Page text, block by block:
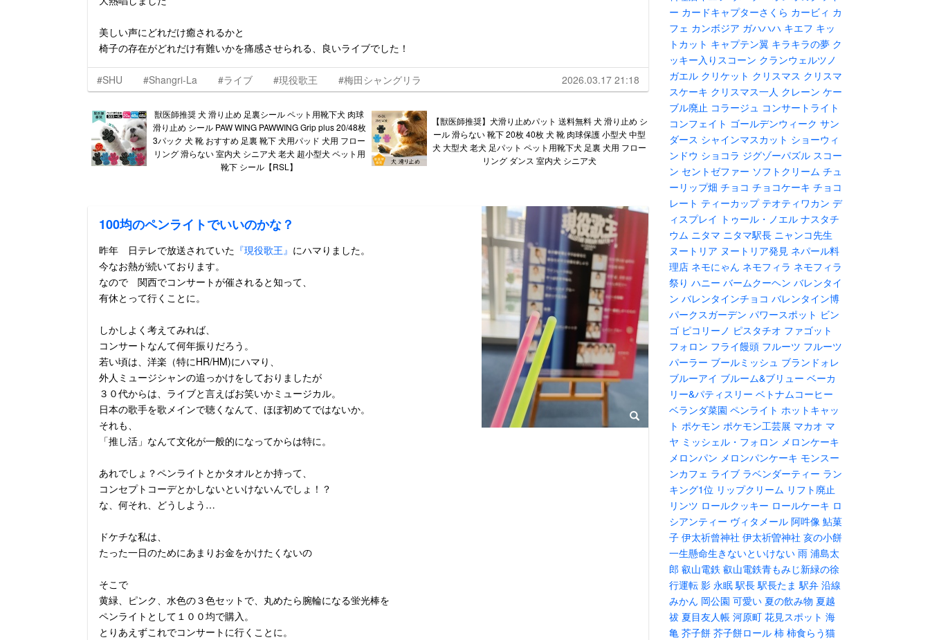
美しい声にどれだけ癒されるかと
椅子の存在がどれだけ有難いかを痛感させられる、良いライブでした！
#SHU #Shangri-La #ライブ #現役歌王 #梅田シャングリラ 2026.03.17 21:18
獣医師推奨 犬 滑り止め 足裏シール ペット用靴下犬 肉球
滑り止め シール PAW WING PAWWING Grip plus 20/48枚
3パック 犬 靴 おすすめ 足裏 靴下 犬用パッド 犬用 フロー
リング 滑らない 室内犬 シニア犬 老犬 超小型犬 ペット用
靴下 シール【RSL】
【獣医師推奨】犬滑り止めパット 送料無料 犬 滑り止め シ
ール 滑らない 靴下 20枚 40枚 犬 靴 肉球保護 小型犬 中型
犬 大型犬 老犬 足パット ペット用靴下犬 足裏 犬用 フロー
リング ダンス 室内犬 シニア犬
100均のペンライトでいいのかな？
昨年 日テレで放送されていた 『現役歌王』 にハマりました。
今なお熱が続いております。
なので 関西でコンサートが催されると知って、
有休とって行くことに。
しかしよく考えてみれば、
コンサートなんて何年振りだろう。
若い頃は、洋楽（特にHR/HM)にハマり、
外人ミュージシャンの追っかけをしておりましたが
３０代からは、ライブと言えばお笑いかミュージカル。
日本の歌手を歌メインで聴くなんて、ほぼ初めてではないか。
それも、
「推し活」なんて文化が一般的になってからは特に。
あれでしょ？ペンライトとかタオルとか持って、
コンセプトコーデとかしないといけないんでしょ！？
な、何それ、どうしよう…
ドケチな私は、
たった一日のためにあまりお金をかけたくないの
そこで
黄緑、ピンク、水色の３色セットで、丸めたら腕輪になる蛍光棒を
ペンライトとして１００均で購入。
とりあえずこれでコンサートに行くことに。
ー カードキャプターさくら カービィ カ
フェ カンボジア ガハハハ キエフ キッ
トカット キャプテン翼 キラキラの夢 ク
ッキー入りスコーン クランウェルツノ
ガエル クリケット クリスマス クリスマ
スケーキ クリスマス一人 クレーン ケー
ブル廃止 コラージュ コンサートライト
コンフェイト ゴールデンウィーク サン
ダース シャインマスカット ショーウィ
ンドウ ショコラ ジグゾーパズル スコー
ン セントゼファー ソフトクリーム チュ
ーリップ畑 チョコ チョコケーキ チョコ
レート ティーカップ テオティワカン デ
ィスプレイ トゥール・ノエル ナスタチ
ウム ニタマ ニタマ駅長 ニャンコ先生
ヌートリア ヌートリア発見 ネパール料
理店 ネモにゃん ネモフィラ ネモフィラ
祭り ハニー バームクーヘン バレンタイ
ン バレンタインチョコ バレンタイン博
パークスガーデン パワースポット ビン
ゴ ピコリーノ ピスタチオ ファゴット
フォロン フライ饅頭 フルーツ フルーツ
パーラー ブールミッシュ ブランドォレ
ブルーアイ ブルーム&ブリュー ベーカ
リー&パティスリー ベトナムコーヒー
ベランダ菜園 ペンライト ホットキャッ
ト ポケモン ポケモン工芸展 マカオ マ
ヤ ミッシェル・フォロン メロンケーキ
メロンパン メロンパンケーキ モンスー
ンカフェ ライブ ラベンダーティー ラン
キング1位 リップクリーム リフト廃止
リンツ ロールクッキー ロールケーキ ロ
シアンティー ヴィタメール 阿吽像 鮎菓
子 伊太祈曾神社 伊太祈曽神社 亥の小餅
一生懸命生きないといけない 雨 浦島太
郎 叡山電鉄 叡山電鉄青もみじ新緑の徐
行運転 影 永眠 駅長 駅長たま 駅弁 沿線
みかん 岡公園 可愛い 夏の飲み物 夏越
祓 夏目友人帳 河原町 花見スポット 海
亀 芥子餅 芥子餅ロール 柿 柿食らう猫